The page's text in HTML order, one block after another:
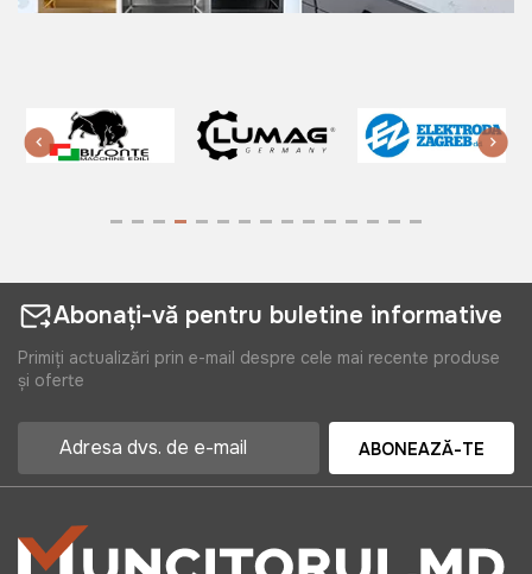
Abonați-vă pentru buletine informative
Primiți actualizări prin e-mail despre cele mai recente produse
și oferte
ABONEAZĂ-TE